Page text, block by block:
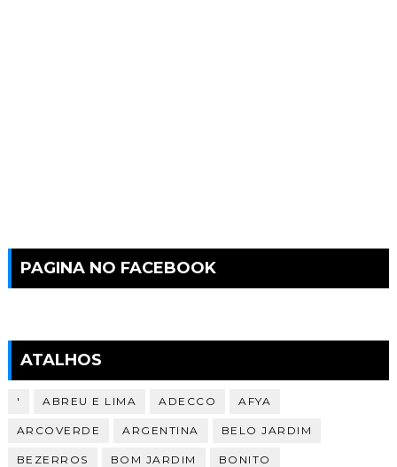
PAGINA NO FACEBOOK
ATALHOS
' ABREU E LIMA ADECCO AFYA
ARCOVERDE ARGENTINA BELO JARDIM
BEZERROS BOM JARDIM BONITO